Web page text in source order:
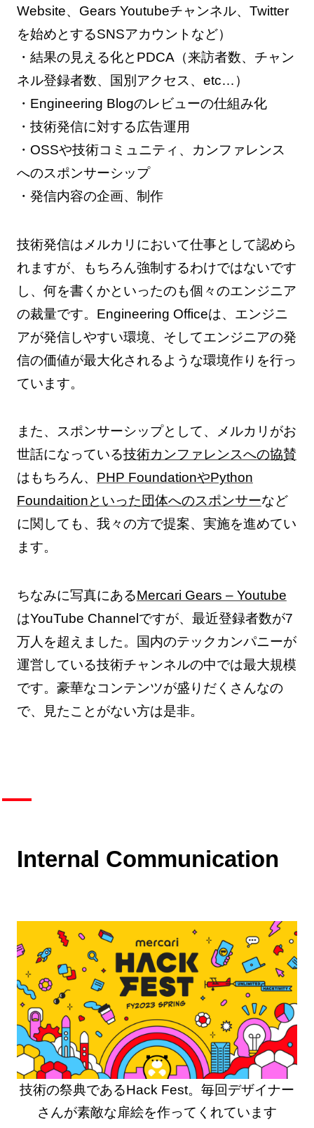
Website、Gears Youtubeチャンネル、Twitter
を始めとするSNSアカウントなど）
・結果の見える化とPDCA（来訪者数、チャン
ネル登録者数、国別アクセス、etc…）
・Engineering Blogのレビューの仕組み化
・技術発信に対する広告運用
・OSSや技術コミュニティ、カンファレンス
へのスポンサーシップ
・発信内容の企画、制作
技術発信はメルカリにおいて仕事として認めら
れますが、もちろん強制するわけではないです
し、何を書くかといったのも個々のエンジニア
の裁量です。Engineering Officeは、エンジニ
アが発信しやすい環境、そしてエンジニアの発
信の価値が最大化されるような環境作りを行っ
ています。
また、スポンサーシップとして、メルカリがお
世話になっている技術カンファレンスへの協賛
はもちろん、 PHP FoundationやPython
Foundaitionといった団体へのスポンサーなど
に関しても、我々の方で提案、実施を進めてい
ます。
ちなみに写真にあるMercari Gears – Youtube
はYouTube Channelですが、最近登録者数が7
万人を超えました。国内のテックカンパニーが
運営している技術チャンネルの中では最大規模
です。豪華なコンテンツが盛りだくさんなの
で、見たことがない方は是非。
Internal Communication
技術の祭典であるHack Fest。毎回デザイナー
さんが素敵な扉絵を作ってくれています